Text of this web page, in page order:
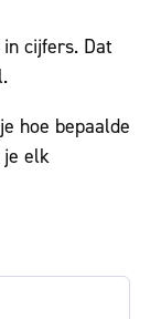
cijfers. Dat
hoe bepaalde
je elk